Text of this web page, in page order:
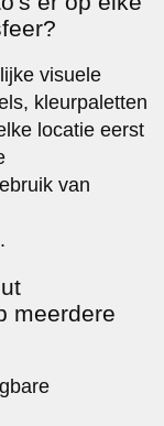
visuele
kleurpaletten
locatie eerst
van
meerdere